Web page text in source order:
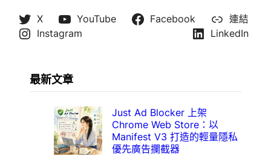
X YouTube Facebook
連結
Instagram
LinkedIn
最新文章
Just Ad Blocker 上架
Chrome Web Store：以
Manifest V3 打造的輕量隱私
優先廣告攔截器